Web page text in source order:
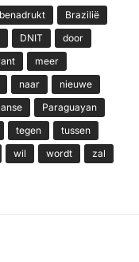
benadrukt
Brazilië
DNIT
door
meer
naar
nieuwe
Paraguayan
tegen
tussen
wil wordt
zal